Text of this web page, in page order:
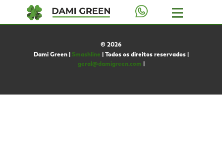
Dami Green | Smashline | Todos os direitos reservados |
geral@damigreen.com |
© 2026